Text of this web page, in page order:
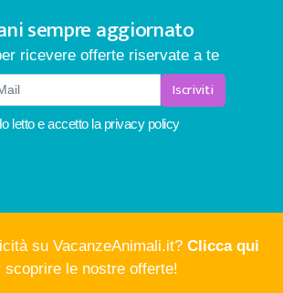
sempre aggiornato
ricevere offerte riservate a te
Iscriviti
letto e accetto la privacy policy
su VacanzeAnimali.it? Clicca qui
scoprire le nostre offerte!